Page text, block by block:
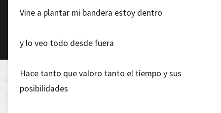
Vine a plantar mi bandera estoy dentro
y lo veo todo desde fuera
Hace tanto que valoro tanto el tiempo y sus
posibilidades